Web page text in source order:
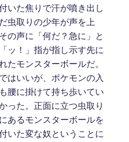
いた焦りで汗が噴き出し
虫取りの少年が声を上
の声に「何だ？急に」と
ッ！」指が指し示す先に
たモンスターボールだ。
はいいが、ポケモンの入
腰に掛けて持ち歩いてい
った。正面に立つ虫取り
あるモンスターボールを
いた変な奴ということに